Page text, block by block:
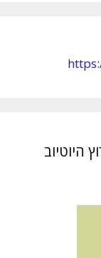
היוטיוב